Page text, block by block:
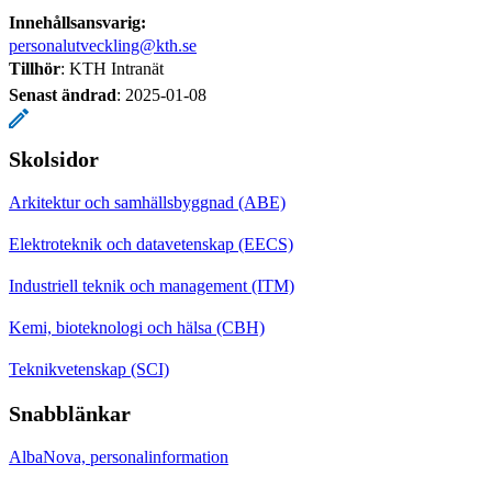
Innehållsansvarig:
personalutveckling@kth.se
Tillhör: KTH Intranät
Senast ändrad: 2025-01-08
Skolsidor
Arkitektur och samhällsbyggnad (ABE)
Elektroteknik och datavetenskap (EECS)
Industriell teknik och management (ITM)
Kemi, bioteknologi och hälsa (CBH)
Teknikvetenskap (SCI)
Snabblänkar
AlbaNova, personalinformation